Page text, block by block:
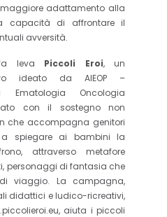
adattamento alla
capacità di affrontare il
avversità.
leva Piccoli Eroi, un
ideato da AIEOP –
Ematologia Oncologia
con il sostegno non
che accompagna genitori
a spiegare ai bambini la
attraverso metafore
personaggi di fantasia che
viaggio. La campagna,
didattici e ludico-ricreativi,
aiuta i piccoli